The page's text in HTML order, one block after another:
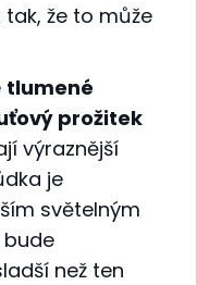
že to může
tlumené
prožitek
výraznější
je
světelným
bude
než ten